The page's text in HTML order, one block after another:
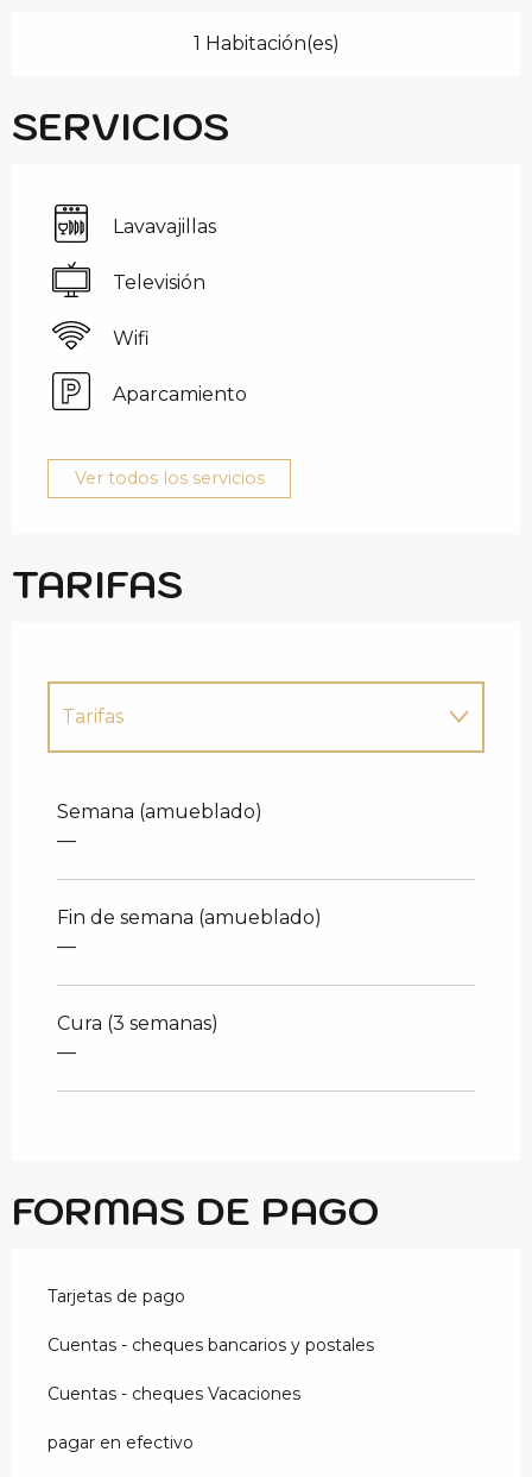
1 Habitación(es)
SERVICIOS
Lavavajillas
Televisión
Wifi
Aparcamiento
Ver todos los servicios
TARIFAS
Tarifas
Semana (amueblado)
—
Fin de semana (amueblado)
—
Cura (3 semanas)
—
FORMAS DE PAGO
Tarjetas de pago
Cuentas - cheques bancarios y postales
Cuentas - cheques Vacaciones
pagar en efectivo